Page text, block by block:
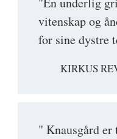
vitenskap og
for sine dystre
KIRKUS
" Knausgård